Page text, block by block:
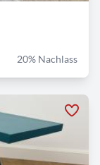
20% Nachlass